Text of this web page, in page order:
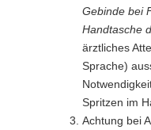
Gebinde bei
Handtasche
ärztliches
Sprache)
Spritzen im
Achtung bei